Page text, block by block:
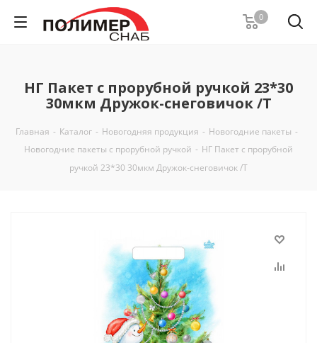
0
НГ Пакет с прорубной ручкой 23*30
30мкм Дружок-снеговичок /Т
Главная - Каталог - Новогодняя продукция - Новогодние пакеты -
Новогодние пакеты с прорубной ручкой - НГ Пакет с прорубной
ручкой 23*30 30мкм Дружок-снеговичок /Т